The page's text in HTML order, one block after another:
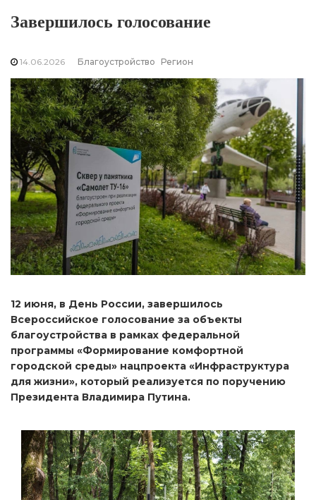
Завершилось голосование
14.06.2026 Благоустройство Регион
12 июня, в День России, завершилось
Всероссийское голосование за объекты
благоустройства в рамках федеральной
программы «Формирование комфортной
городской среды» нацпроекта «Инфраструктура
для жизни», который реализуется по поручению
Президента Владимира Путина.